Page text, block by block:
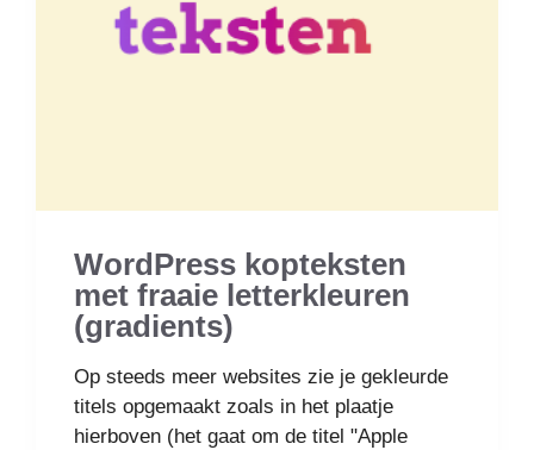
WordPress kopteksten
met fraaie letterkleuren
(gradients)
Op steeds meer websites zie je gekleurde
titels opgemaakt zoals in het plaatje
hierboven (het gaat om de titel "Apple